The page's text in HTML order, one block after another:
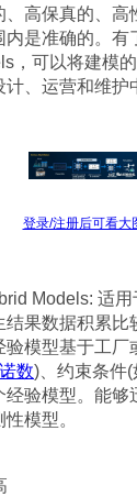
、高保真的、高
内是准确的。有
，可以将建模
、运营和维护
登录/注册后可看大
Models: 适
结果数据积累比
验模型基于工厂
数)、约束条件
验模型。能够
模型。